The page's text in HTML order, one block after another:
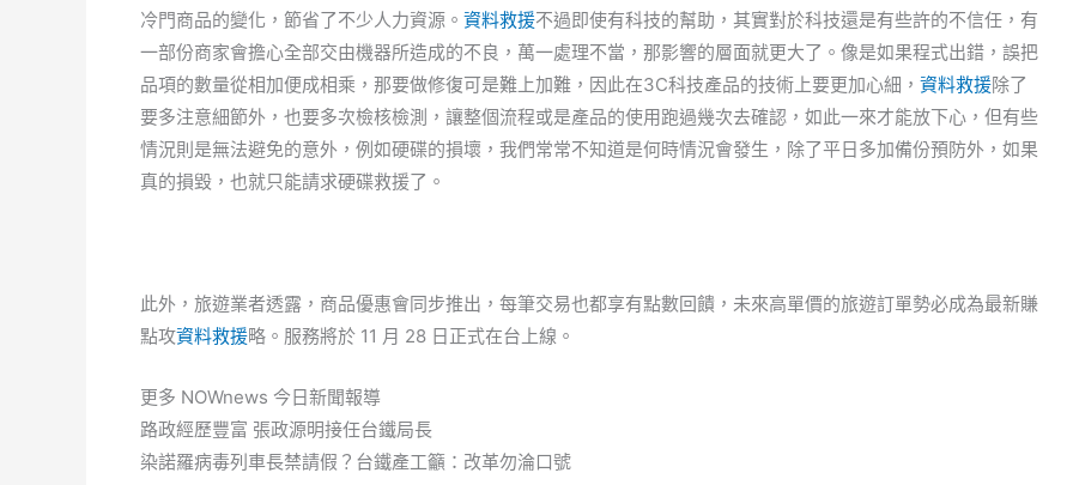
冷門商品的變化，節省了不少人力資源。 資料救援不過即使有科技的幫助，其實對於科技還是有些許的不信任，有
一部份商家會擔心全部交由機器所造成的不良，萬一處理不當，那影響的層面就更大了。像是如果程式出錯，誤把
品項的數量從相加便成相乘，那要做修復可是難上加難，因此在3C科技產品的技術上要更加心細， 資料救援除了
要多注意細節外，也要多次檢核檢測，讓整個流程或是產品的使用跑過幾次去確認，如此一來才能放下心，但有些
情況則是無法避免的意外，例如硬碟的損壞，我們常常不知道是何時情況會發生，除了平日多加備份預防外，如果
真的損毀，也就只能請求硬碟救援了。
此外，旅遊業者透露，商品優惠會同步推出，每筆交易也都享有點數回饋，未來高單價的旅遊訂單勢必成為最新賺
點攻資料救援略。服務將於 11 月 28 日正式在台上線。
更多 NOWnews 今日新聞報導
路政經歷豐富 張政源明接任台鐵局長
染諾羅病毒列車長禁請假？台鐵產工籲：改革勿淪口號